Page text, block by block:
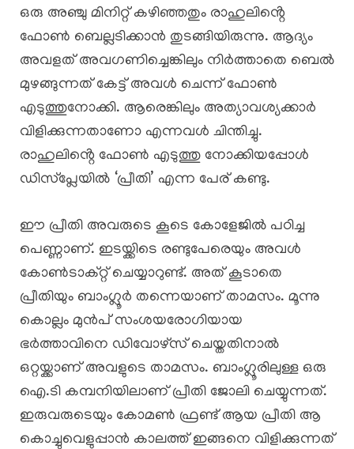
ഒരു അഞ്ചു മിനിറ്റ് കഴിഞ്ഞതും രാഹുലിൻ്റെ
ഫോൺ ബെല്ലടിക്കാൻ തുടങ്ങിയിരുന്നു. ആദ്യം
അവളത് അവഗണിച്ചെങ്കിലും നിർത്താതെ ബെൽ
മുഴങ്ങുന്നത് കേട്ട് അവൾ ചെന്ന് ഫോൺ
എടുത്തുനോക്കി. ആരെങ്കിലും അത്യാവശ്യക്കാർ
വിളിക്കുന്നതാണോ എന്നവൾ ചിന്തിച്ചു.
രാഹുലിൻ്റെ ഫോൺ എടുത്തു നോക്കിയപ്പോൾ
ഡിസ്പ്ലേയിൽ ‘പ്രീതി’ എന്ന പേര് കണ്ടു.
ഈ പ്രീതി അവരുടെ കൂടെ കോളേജിൽ പഠിച്ച
പെണ്ണാണ്. ഇടയ്ക്കിടെ രണ്ടുപേരെയും അവൾ
കോൺടാക്റ്റ് ചെയ്യാറുണ്ട്. അത് കൂടാതെ
പ്രീതിയും ബാംഗ്ലൂർ തന്നെയാണ് താമസം. മൂന്നു
കൊല്ലം മുൻപ് സംശയരോഗിയായ
ഭർത്താവിനെ ഡിവോഴ്സ് ചെയ്തതിനാൽ
ഒറ്റയ്ക്കാണ് അവളുടെ താമസം. ബാംഗ്ലൂരിലുള്ള ഒരു
ഐ.ടി കമ്പനിയിലാണ് പ്രീതി ജോലി ചെയ്യുന്നത്.
ഇരുവരുടെയും കോമൺ ഫ്രണ്ട് ആയ പ്രീതി ആ
കൊച്ചുവെളുപ്പാൻ കാലത്ത് ഇങ്ങനെ വിളിക്കുന്നത്